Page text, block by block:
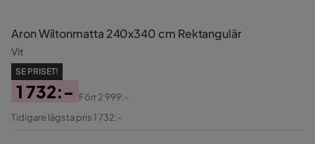
Aron Wiltonmatta 240x340 cm Rektangulär
Vit
SE PRISET!
Pris
1 732:-
Original
Förr2 999:-
Tidigare lägsta pris 1 732:-